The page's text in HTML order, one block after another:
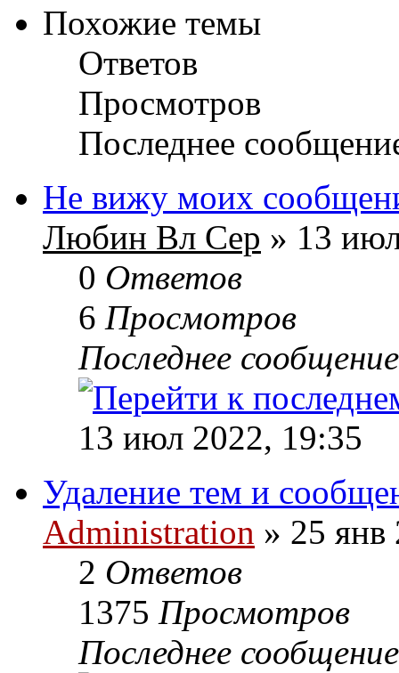
Похожие темы
Ответов
Просмотров
Последнее
Не вижу моих
Любин Вл Сер » 13
0 Ответов
6 Просмотров
Последнее
13 июл 2022, 19:35
Удаление тем и
Administration » 25 янв
2 Ответов
1375 Просмотров
Последнее